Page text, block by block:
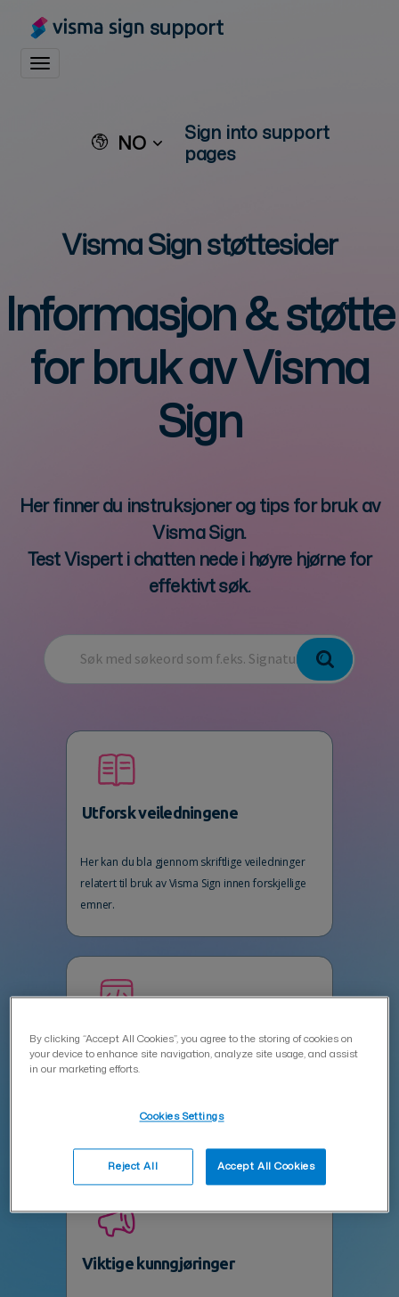
support
Toggle navigation
NO
Sign into support
pages
Visma Sign støttesider
Informasjon & støtte
for bruk avVisma
Sign
Her finner du instruksjoner og tips for bruk av
Visma Sign.
Test Vispert i chatten nede i høyre hjørne for
effektivt søk.
Utforsk veiledningene
Her kan du bla gjennom skriftlige veiledninger
relatert til bruk av Visma Sign innen forskjellige
emner.
Spør Vispert i AI-chatten
produktrelaterte spørsmål 24/7.
Viktige kunngjøringer
By clicking “Accept All Cookies”, you agree to the storing of cookies on
your device to enhance site navigation, analyze site usage, and assist
in our marketing efforts.
Cookies Settings
Reject All Accept All Cookies